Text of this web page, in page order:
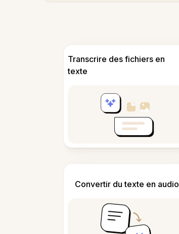
Transcrire des fichiers en
texte
Convertir du texte en audio